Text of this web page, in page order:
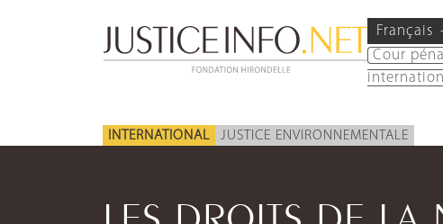
Français
Cour
INTERNATIONAL JUSTICE ENVIRONNEMENTALE
LES DROITS DE LA